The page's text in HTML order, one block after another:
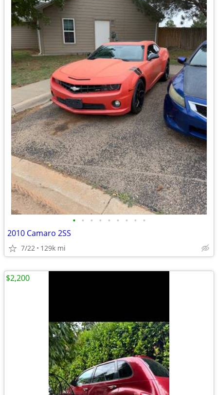
• • • • • • • • •
2010 Camaro 2SS
7/22 129k mi
$2,200